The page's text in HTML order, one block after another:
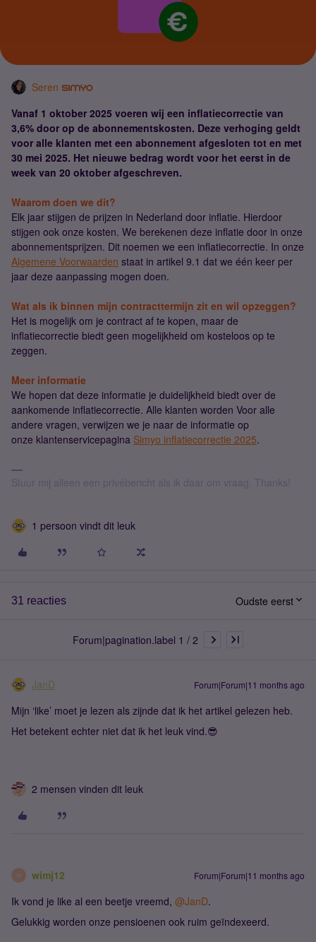
Seren
Vanaf 1 oktober 2025 voeren wij een inflatiecorrectie van
3,6% door op de abonnementskosten. Deze verhoging geldt
voor alle klanten met een abonnement afgesloten tot en met
30 mei 2025. Het nieuwe bedrag wordt voor het eerst in de
week van 20 oktober afgeschreven.
Waarom doen we dit?
Elk jaar stijgen de prijzen in Nederland door inflatie. Hierdoor
stijgen ook onze kosten. We berekenen deze inflatie door in onze
abonnementsprijzen. Dit noemen we een inflatiecorrectie. In onze
Algemene Voorwaarden staat in artikel 9.1 dat we één keer per
jaar deze aanpassing mogen doen.
Wat als ik binnen mijn contracttermijn zit en wil opzeggen?
Het is mogelijk om je contract af te kopen, maar de
inflatiecorrectie biedt geen mogelijkheid om kosteloos op te
zeggen.
Meer informatie
We hopen dat deze informatie je duidelijkheid biedt over de
aankomende inflatiecorrectie. Alle klanten worden Voor alle
andere vragen, verwijzen we je naar de informatie op
onze klantenservicepagina Simyo inflatiecorrectie 2025.
Stuur mij alleen een privébericht als ik daar om vraag. Thanks!
1 persoon vindt dit leuk
31 reacties Oudste eerst
Forum|pagination.label 1 / 2
JanD Forum|Forum|11 months ago
Mijn ‘like’ moet je lezen als zijnde dat ik het artikel gelezen heb.
Het betekent echter niet dat ik het leuk vind.😎
2 mensen vinden dit leuk
W wimj12 Forum|Forum|11 months ago
Ik vond je like al een beetje vreemd, ​ @JanD.
Gelukkig worden onze pensioenen ook ruim geïndexeerd.